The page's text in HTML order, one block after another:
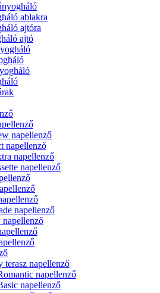
ablakra
ajtóra
ajtó
napellenző
napellenző
napellenző
napellenző
napellenző
napellenző
terasz napellenző
napellenző
napellenző